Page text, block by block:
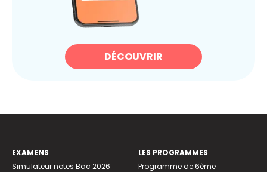
DÉCOUVRIR
EXAMENS
Simulateur notes Bac 2026
LES PROGRAMMES
Programme de 6ème